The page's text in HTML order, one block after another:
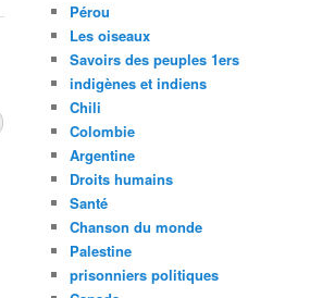
Pérou
Les oiseaux
Savoirs des peuples 1ers
indigènes et indiens
Chili
Colombie
Argentine
Droits humains
Santé
Chanson du monde
Palestine
prisonniers politiques